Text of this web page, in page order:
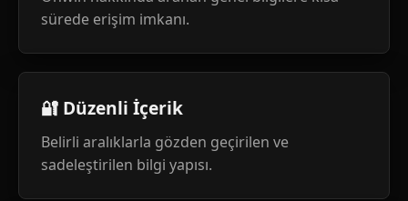
sürede erişim imkanı.
🔐 Düzenli İçerik
Belirli aralıklarla gözden geçirilen ve
sadeleştirilen bilgi yapısı.